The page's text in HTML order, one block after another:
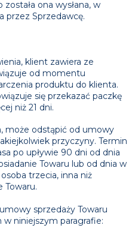
ona wysłana, w
przez Sprzedawcę.
klient zawiera ze
od momentu
produktu do klienta.
się przekazać paczkę
niż 21 dni.
może odstąpić od umowy
przyczyny. Termin
po upływie 90 dni od dnia
Towaru lub od dnia w
trzecia, inna niż
Towaru.
sprzedaży Towaru
niniejszym paragrafie: